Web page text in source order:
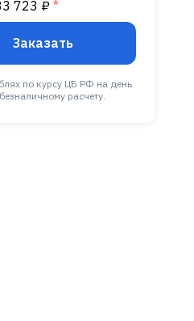
723 ₽ *
Заказать
по курсу ЦБ РФ на день
расчету.